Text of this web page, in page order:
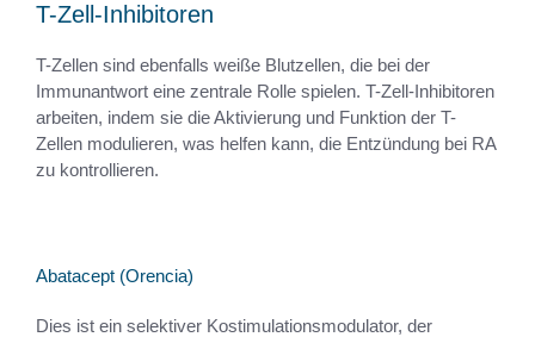
T-Zell-Inhibitoren
T-Zellen sind ebenfalls weiße Blutzellen, die bei der
Immunantwort eine zentrale Rolle spielen. T-Zell-Inhibitoren
arbeiten, indem sie die Aktivierung und Funktion der T-
Zellen modulieren, was helfen kann, die Entzündung bei RA
zu kontrollieren.
Abatacept (Orencia)
Dies ist ein selektiver Kostimulationsmodulator, der